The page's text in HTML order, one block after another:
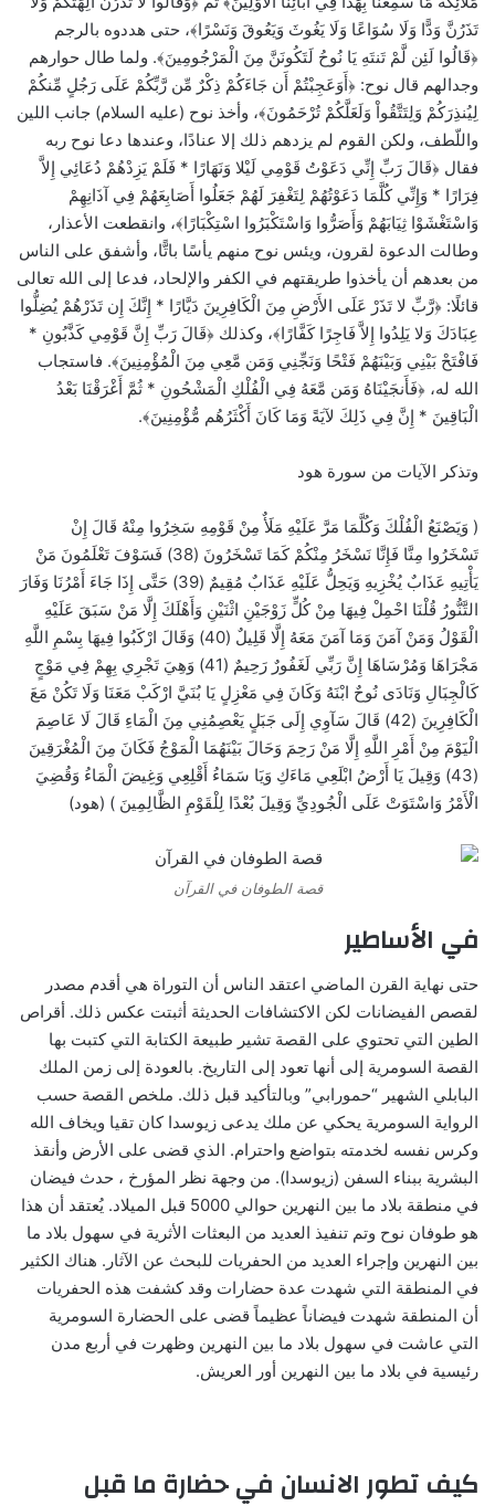
تَذَرُنَّ وَدًّا وَلَا سُوَاعًا وَلَا يَغُوثَ وَيَعُوقَ وَنَسْرًا﴾، حتى هددوه بالرجم
﴿قَالُوا لَئِن لَّمْ تَنتَهِ يَا نُوحُ لَتَكُونَنَّ مِنَ الْمَرْجُومِينَ﴾. ولما طال حوارهم
وجدالهم قال نوح: ﴿أَوَعَجِبْتُمْ أَن جَاءَكُمْ ذِكْرٌ مِّن رَّبِّكُمْ عَلَى رَجُلٍ مِّنكُمْ
لِيُنذِرَكُمْ وَلِتَتَّقُواْ وَلَعَلَّكُمْ تُرْحَمُونَ﴾، وأخذ نوح (عليه السلام) جانب اللين
واللّطف، ولكن القوم لم يزدهم ذلك إلا عنادًا، وعندها دعا نوح ربه
فقال ﴿قَالَ رَبِّ إِنِّي دَعَوْتُ قَوْمِي لَيْلا وَنَهَارًا * فَلَمْ يَزِدْهُمْ دُعَائِي إِلاَّ
فِرَارًا * وَإِنِّي كُلَّمَا دَعَوْتُهُمْ لِتَغْفِرَ لَهُمْ جَعَلُوا أَصَابِعَهُمْ فِي آذَانِهِمْ
وَاسْتَغْشَوْا ثِيَابَهُمْ وَأَصَرُّوا وَاسْتَكْبَرُوا اسْتِكْبَارًا﴾، وانقطعت الأعذار،
وطالت الدعوة لقرون، ويئس نوح منهم يأسًا باتًّا، وأشفق على الناس
من بعدهم أن يأخذوا طريقتهم في الكفر والإلحاد، فدعا إلى الله تعالى
قائلًا: ﴿رَّبِّ لا تَذَرْ عَلَى الأَرْضِ مِنَ الْكَافِرِينَ دَيَّارًا * إِنَّكَ إِن تَذَرْهُمْ يُضِلُّوا
عِبَادَكَ وَلا يَلِدُوا إِلاَّ فَاجِرًا كَفَّارًا﴾، وكذلك ﴿قَالَ رَبِّ إِنَّ قَوْمِي كَذَّبُونِ *
فَافْتَحْ بَيْنِي وَبَيْنَهُمْ فَتْحًا وَنَجِّنِي وَمَن مَّعِي مِنَ الْمُؤْمِنِينَ﴾. فاستجاب
الله له، ﴿فَأَنجَيْنَاهُ وَمَن مَّعَهُ فِي الْفُلْكِ الْمَشْحُونِ * ثُمَّ أَغْرَقْنَا بَعْدُ
الْبَاقِينَ * إِنَّ فِي ذَلِكَ لآيَةً وَمَا كَانَ أَكْثَرُهُم مُّؤْمِنِينَ﴾.
وتذكر الآيات من سورة هود
( وَيَصْنَعُ الْفُلْكَ وَكُلَّمَا مَرَّ عَلَيْهِ مَلَأٌ مِنْ قَوْمِهِ سَخِرُوا مِنْهُ قَالَ إِنْ
تَسْخَرُوا مِنَّا فَإِنَّا نَسْخَرُ مِنْكُمْ كَمَا تَسْخَرُونَ (38) فَسَوْفَ تَعْلَمُونَ مَنْ
يَأْتِيهِ عَذَابٌ يُخْزِيهِ وَيَحِلُّ عَلَيْهِ عَذَابٌ مُقِيمٌ (39) حَتَّى إِذَا جَاءَ أَمْرُنَا وَفَارَ
التَّنُّورُ قُلْنَا احْمِلْ فِيهَا مِنْ كُلٍّ زَوْجَيْنِ اثْنَيْنِ وَأَهْلَكَ إِلَّا مَنْ سَبَقَ عَلَيْهِ
الْقَوْلُ وَمَنْ آمَنَ وَمَا آمَنَ مَعَهُ إِلَّا قَلِيلٌ (40) وَقَالَ ارْكَبُوا فِيهَا بِسْمِ اللَّهِ
مَجْرَاهَا وَمُرْسَاهَا إِنَّ رَبِّي لَغَفُورٌ رَحِيمٌ (41) وَهِيَ تَجْرِي بِهِمْ فِي مَوْجٍ
كَالْجِبَالِ وَنَادَى نُوحٌ ابْنَهُ وَكَانَ فِي مَعْزِلٍ يَا بُنَيَّ ارْكَبْ مَعَنَا وَلَا تَكُنْ مَعَ
الْكَافِرِينَ (42) قَالَ سَآوِي إِلَى جَبَلٍ يَعْصِمُنِي مِنَ الْمَاءِ قَالَ لَا عَاصِمَ
الْيَوْمَ مِنْ أَمْرِ اللَّهِ إِلَّا مَنْ رَحِمَ وَحَالَ بَيْنَهُمَا الْمَوْجُ فَكَانَ مِنَ الْمُغْرَقِينَ
(43) وَقِيلَ يَا أَرْضُ ابْلَعِي مَاءَكِ وَيَا سَمَاءُ أَقْلِعِي وَغِيضَ الْمَاءُ وَقُضِيَ
الْأَمْرُ وَاسْتَوَتْ عَلَى الْجُودِيِّ وَقِيلَ بُعْدًا لِلْقَوْمِ الظَّالِمِينَ ) (هود)
قصة الطوفان في القرآن
في الأساطير
حتى نهاية القرن الماضي اعتقد الناس أن التوراة هي أقدم مصدر
لقصص الفيضانات لكن الاكتشافات الحديثة أثبتت عكس ذلك. أقراص
الطين التي تحتوي على القصة تشير طبيعة الكتابة التي كتبت بها
القصة السومرية إلى أنها تعود إلى التاريخ. بالعودة إلى زمن الملك
البابلي الشهير “حمورابي” وبالتأكيد قبل ذلك. ملخص القصة حسب
الرواية السومرية يحكي عن ملك يدعى زيوسدا كان تقيا ويخاف الله
وكرس نفسه لخدمته بتواضع واحترام. الذي قضى على الأرض وأنقذ
البشرية ببناء السفن (زيوسدا). من وجهة نظر المؤرخ ، حدث فيضان
في منطقة بلاد ما بين النهرين حوالي 5000 قبل الميلاد. يُعتقد أن هذا
هو طوفان نوح وتم تنفيذ العديد من البعثات الأثرية في سهول بلاد ما
بين النهرين وإجراء العديد من الحفريات للبحث عن الآثار. هناك الكثير
في المنطقة التي شهدت عدة حضارات وقد كشفت هذه الحفريات
أن المنطقة شهدت فيضاناً عظيماً قضى على الحضارة السومرية
التي عاشت في سهول بلاد ما بين النهرين وظهرت في أربع مدن
رئيسية في بلاد ما بين النهرين أور العريش.
كيف تطور الانسان في حضارة ما قبل